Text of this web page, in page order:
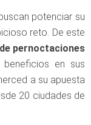
potenciar su
reto. De este
pernoctaciones
en sus
a su apuesta
20 ciudades de